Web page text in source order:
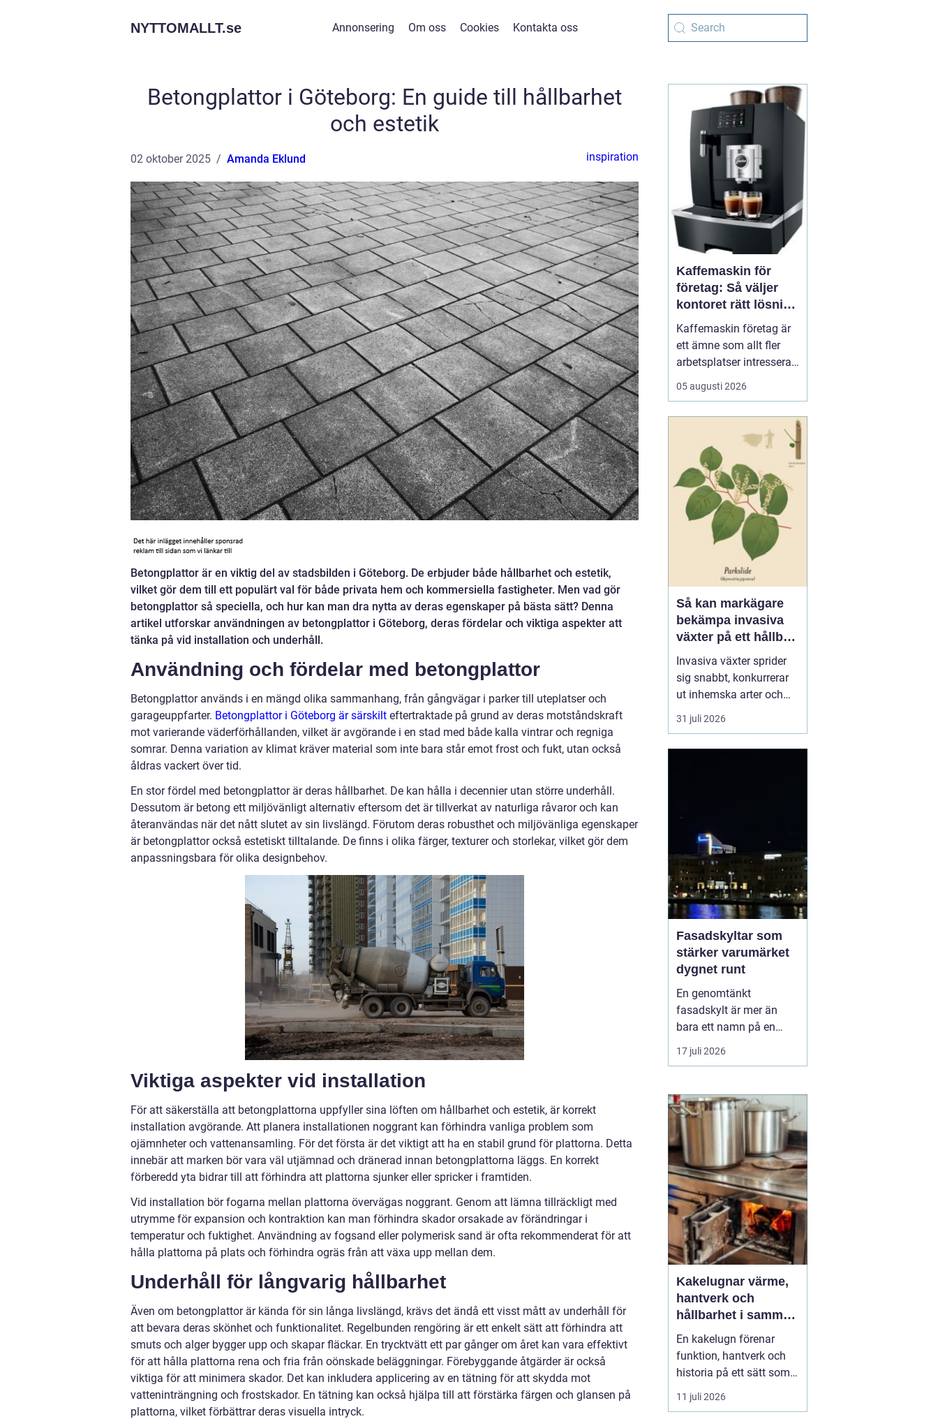
NYTTOMALLT.se Annonsering Om oss Cookies Kontakta oss
Betongplattor i Göteborg: En guide till hållbarhet
och estetik
02 oktober 2025 Amanda Eklund inspiration
Betongplattor är en viktig del av stadsbilden i Göteborg. De erbjuder både hållbarhet och estetik,
vilket gör dem till ett populärt val för både privata hem och kommersiella fastigheter. Men vad gör
betongplattor så speciella, och hur kan man dra nytta av deras egenskaper på bästa sätt? Denna
artikel utforskar användningen av betongplattor i Göteborg, deras fördelar och viktiga aspekter att
tänka på vid installation och underhåll.
Användning och fördelar med betongplattor
Betongplattor används i en mängd olika sammanhang, från gångvägar i parker till uteplatser och
garageuppfarter. Betongplattor i Göteborg är särskilt eftertraktade på grund av deras motståndskraft
mot varierande väderförhållanden, vilket är avgörande i en stad med både kalla vintrar och regniga
somrar. Denna variation av klimat kräver material som inte bara står emot frost och fukt, utan också
åldras vackert över tid.
En stor fördel med betongplattor är deras hållbarhet. De kan hålla i decennier utan större underhåll.
Dessutom är betong ett miljövänligt alternativ eftersom det är tillverkat av naturliga råvaror och kan
återanvändas när det nått slutet av sin livslängd. Förutom deras robusthet och miljövänliga egenskaper
är betongplattor också estetiskt tilltalande. De finns i olika färger, texturer och storlekar, vilket gör dem
anpassningsbara för olika designbehov.
Viktiga aspekter vid installation
För att säkerställa att betongplattorna uppfyller sina löften om hållbarhet och estetik, är korrekt
installation avgörande. Att planera installationen noggrant kan förhindra vanliga problem som
ojämnheter och vattenansamling. För det första är det viktigt att ha en stabil grund för plattorna. Detta
innebär att marken bör vara väl utjämnad och dränerad innan betongplattorna läggs. En korrekt
förberedd yta bidrar till att förhindra att plattorna sjunker eller spricker i framtiden.
Vid installation bör fogarna mellan plattorna övervägas noggrant. Genom att lämna tillräckligt med
utrymme för expansion och kontraktion kan man förhindra skador orsakade av förändringar i
temperatur och fuktighet. Användning av fogsand eller polymerisk sand är ofta rekommenderat för att
hålla plattorna på plats och förhindra ogräs från att växa upp mellan dem.
Underhåll för långvarig hållbarhet
Även om betongplattor är kända för sin långa livslängd, krävs det ändå ett visst mått av underhåll för
att bevara deras skönhet och funktionalitet. Regelbunden rengöring är ett enkelt sätt att förhindra att
smuts och alger bygger upp och skapar fläckar. En trycktvätt ett par gånger om året kan vara effektivt
för att hålla plattorna rena och fria från oönskade beläggningar. Förebyggande åtgärder är också
viktiga för att minimera skador. Det kan inkludera applicering av en tätning för att skydda mot
vatteninträngning och frostskador. En tätning kan också hjälpa till att förstärka färgen och glansen på
plattorna, vilket förbättrar deras visuella intryck.
Kaffemaskin för
företag: Så väljer
kontoret rätt lösning
för kaffe på jobbet
Kaffemaskin företag är
ett ämne som allt fler
arbetsplatser intresserar
sig för när de vill höja
trivsel och effektivitet på
arbetsdagen, och många
medarbetare up...
05 augusti 2026
Så kan markägare
bekämpa invasiva
växter på ett hållbart
sätt
Invasiva växter sprider
sig snabbt, konkurrerar
ut inhemska arter och
kan på sikt förändra hela
ekosystem. De orsakar
man ska agera, utan
hu...
31 juli 2026
Fasadskyltar som
stärker varumärket
dygnet runt
En genomtänkt
fasadskylt är mer än
bara ett namn på en
vägg. Den fungerar som
företagets ansikte utåt,
signalerar kvalitet innan
någon ens har klivit
innanför dörren. F&o...
17 juli 2026
Kakelugnar värme,
hantverk och
hållbarhet i samma
eldstad
En kakelugn förenar
funktion, hantverk och
historia på ett sätt som
få andra
inredningsdetaljer gör.
11 juli 2026